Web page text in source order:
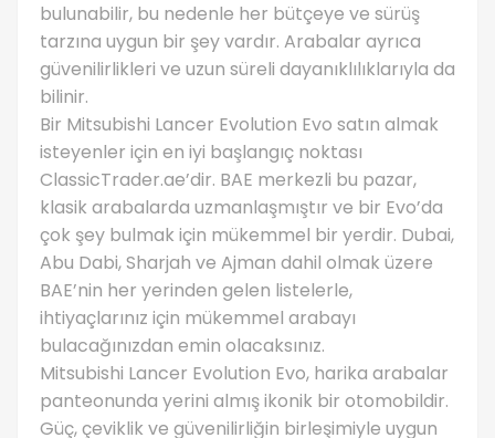
bulunabilir, bu nedenle her bütçeye ve sürüş
tarzına uygun bir şey vardır. Arabalar ayrıca
güvenilirlikleri ve uzun süreli dayanıklılıklarıyla da
bilinir.
Bir Mitsubishi Lancer Evolution Evo satın almak
isteyenler için en iyi başlangıç ​​noktası
ClassicTrader.ae’dir. BAE merkezli bu pazar,
klasik arabalarda uzmanlaşmıştır ve bir Evo’da
çok şey bulmak için mükemmel bir yerdir. Dubai,
Abu Dabi, Sharjah ve Ajman dahil olmak üzere
BAE’nin her yerinden gelen listelerle,
ihtiyaçlarınız için mükemmel arabayı
bulacağınızdan emin olacaksınız.
Mitsubishi Lancer Evolution Evo, harika arabalar
panteonunda yerini almış ikonik bir otomobildir.
Güç, çeviklik ve güvenilirliğin birleşimiyle uygun